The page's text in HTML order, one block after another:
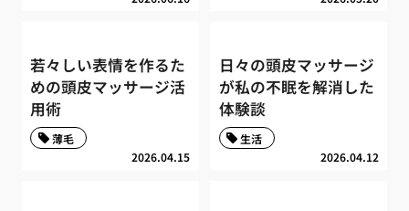
若々しい表情を作るた
めの頭皮マッサージ活
用術
2026.04.15
薄毛
日々の頭皮マッサージ
が私の不眠を解消した
体験談
2026.04.12
生活